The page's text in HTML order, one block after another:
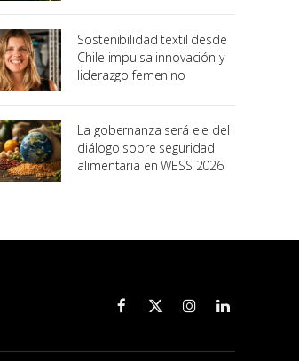
Sostenibilidad textil desde
Chile impulsa innovación y
liderazgo femenino
La gobernanza será eje del
diálogo sobre seguridad
alimentaria en WESS 2026
Facebook
X
InstagramLinkedIn